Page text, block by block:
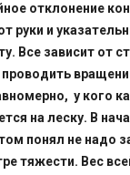
отклонение
руки и
Все зависит от
у кого
на леску. В
понял не надо
тяжести. Вес